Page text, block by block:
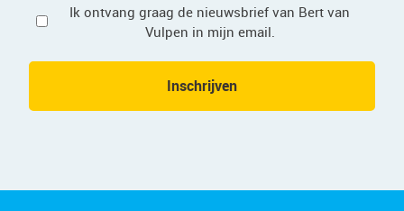
Privacy
Ik ontvang graag de nieuwsbrief van Bert van
Vulpen in mijn email.
Inschrijven